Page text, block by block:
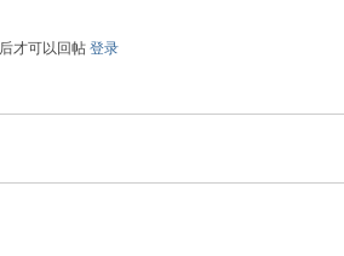
才可以回帖 登录